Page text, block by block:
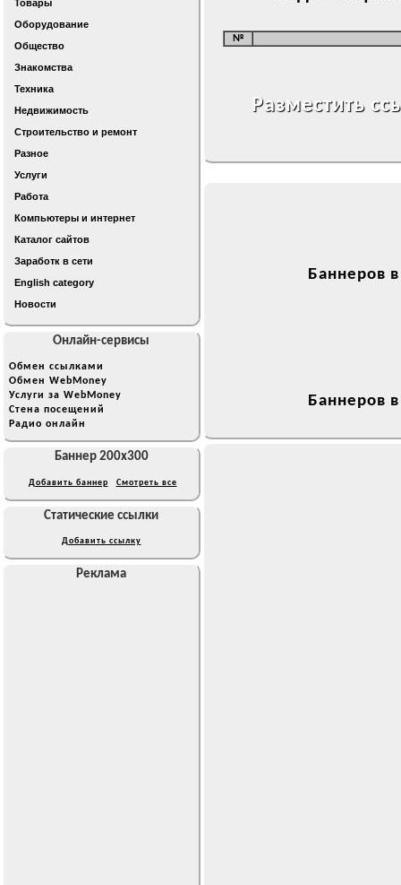
Товары
Оборудование
Общество
Знакомства
Техника
Недвижимость
Строительство и ремонт
Разное
Услуги
Работа
Компьютеры и интернет
Каталог сайтов
Заработк в сети
English category
Новости
Онлайн-сервисы
Обмен ссылками
Обмен WebMoney
Услуги за WebMoney
Стена посещений
Радио онлайн
Баннер 200x300
Добавить баннер Смотреть все
Статические ссылки
Добавить ссылку
Реклама
№
Разместить
Баннеров
Баннеров